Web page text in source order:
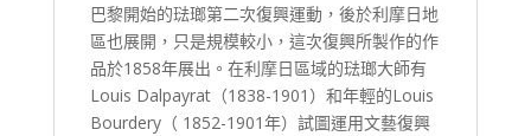
巴黎開始的琺瑯第二次復興運動，後於利摩日地
區也展開，只是規模較小，這次復興所製作的作
品於1858年展出。在利摩日區域的琺瑯大師有
Louis Dalpayrat（1838-1901）和年輕的Louis
Bourdery（ 1852-1901年）試圖運用文藝復興